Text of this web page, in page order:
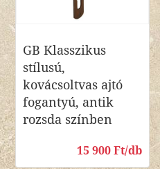
GB Klasszikus
stílusú,
kovácsoltvas ajtó
fogantyú, antik
rozsda színben
15 900 Ft/db